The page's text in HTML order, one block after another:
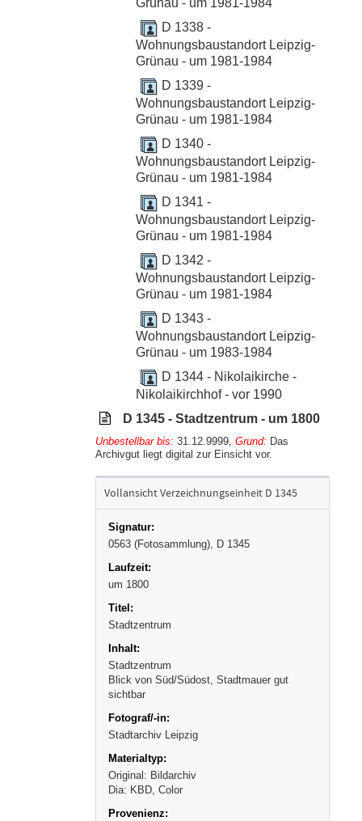
D 1338 -
Wohnungsbaustandort Leipzig-
Grünau - um 1981-1984
D 1339 -
Wohnungsbaustandort Leipzig-
Grünau - um 1981-1984
D 1340 -
Wohnungsbaustandort Leipzig-
Grünau - um 1981-1984
D 1341 -
Wohnungsbaustandort Leipzig-
Grünau - um 1981-1984
D 1342 -
Wohnungsbaustandort Leipzig-
Grünau - um 1981-1984
D 1343 -
Wohnungsbaustandort Leipzig-
Grünau - um 1983-1984
D 1344 - Nikolaikirche -
Nikolaikirchhof - vor 1990
D 1345 - Stadtzentrum - um 1800
Unbestellbar bis: 31.12.9999 Grund: Das
Archivgut liegt digital zur Einsicht vor.
Vollansicht Verzeichnungseinheit D 1345
0563 (Fotosammlung), D 1345
um 1800
Stadtzentrum
Stadtzentrum
Blick von Süd/Südost, Stadtmauer gut
sichtbar
Stadtarchiv Leipzig
Original: Bildarchiv
Dia: KBD, Color